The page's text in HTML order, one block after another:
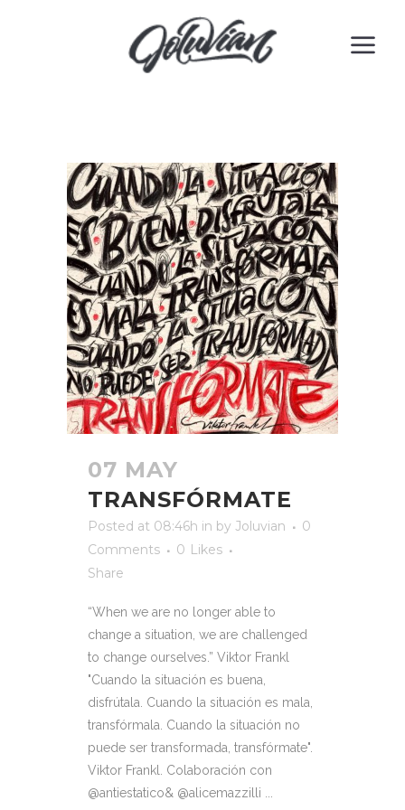
07 MAY
TRANSFÓRMATE
Posted at 08:46h in by Joluvian
0
Comments
0 Likes
Share
“When we are no longer able to
change a situation, we are challenged
to change ourselves.” Viktor Frankl
"Cuando la situación es buena,
disfrútala. Cuando la situación es mala,
transfórmala. Cuando la situación no
puede ser transformada, transfórmate".
Viktor Frankl. Colaboración con
@antiestatico& @alicemazzilli ...